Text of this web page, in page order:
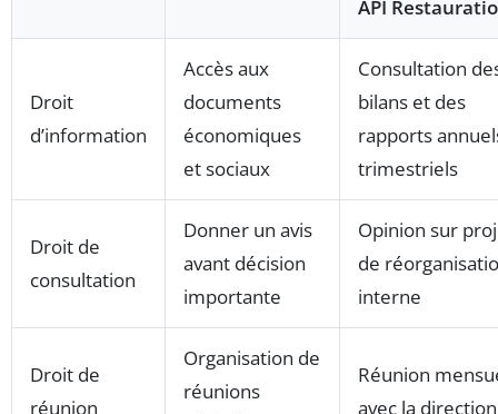
API
Droit
d’information
Accès aux
documents
économiques
et sociaux
Consultation
bilans et des
rapports
trimestriels
Droit de
consultation
Donner un avis
avant décision
importante
Opinion sur
de
interne
Droit de
réunion
Organisation de
réunions
Réunion
avec la direction